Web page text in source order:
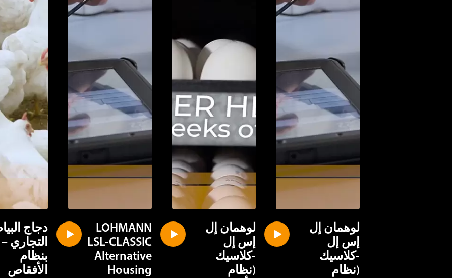
لوهمان إل
إس إل
-كلاسيك
(نظام
لوهمان إل
إس إل
-كلاسيك
(نظام
LOHMANN
LSL-CLASSIC
Alternative
Housing
دجاج
التجاري –
بنظام
الأفقاص